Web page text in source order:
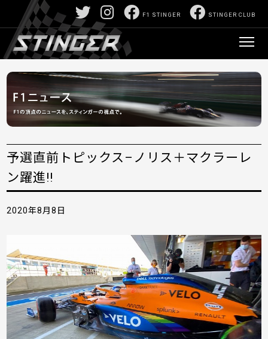
STINGER CLUB
F1 STINGER
予選直前トピックス–ノリス＋マクラーレ
ン躍進!!
2020年8月8日